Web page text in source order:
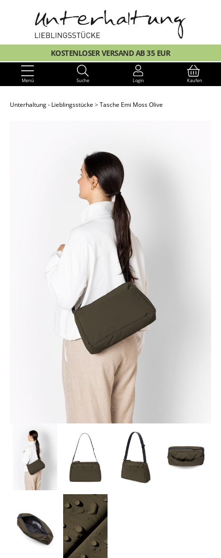
KOSTENLOSER VERSAND AB 35 EUR
Menü Suche Login Kaufen
Unterhaltung - Lieblingsstücke Tasche Emi Moss Olive